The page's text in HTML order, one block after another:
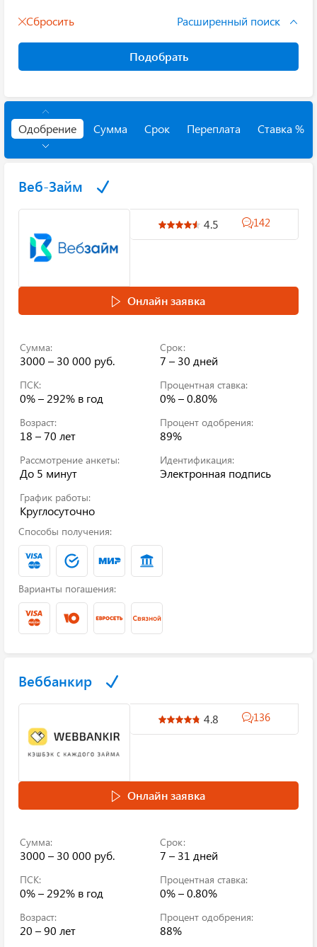
Сбросить Расширенный поиск
Подобрать
Одобрение Сумма Срок Переплата Ставка %
Веб-Займ
4.5 142
Онлайн заявка
Сумма:
3000 – 30 000 руб.
Срок:
7 – 30 дней
ПСК:
0% – 292% в год
Процентная ставка:
0% – 0.80%
Возраст:
18 – 70 лет
Процент одобрения:
89%
Рассмотрение анкеты:
До 5 минут
Идентификация:
Электронная подпись
График работы:
Круглосуточно
Способы получения:
Варианты погашения:
Веббанкир
4.8 136
Онлайн заявка
Сумма:
3000 – 30 000 руб.
Срок:
7 – 31 дней
ПСК:
0% – 292% в год
Процентная ставка:
0% – 0.80%
Возраст:
20 – 90 лет
Процент одобрения:
88%